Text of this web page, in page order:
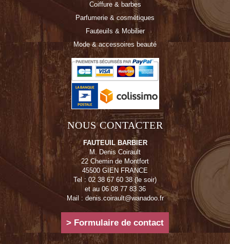
Coiffure & barbes
Parfumerie & cosmétiques
Fauteuils & Mobilier
Mode & accessoires beauté
NOUS CONTACTER
FAUTEUIL BARBIER
M. Denis Coirault
22 Chemin de Montfort
45500 GIEN FRANCE
Tel : 02 38 67 60 38 (le soir)
et au 06 08 77 83 36
Mail : denis.coirault@wanadoo.fr
> Formulaire de contact